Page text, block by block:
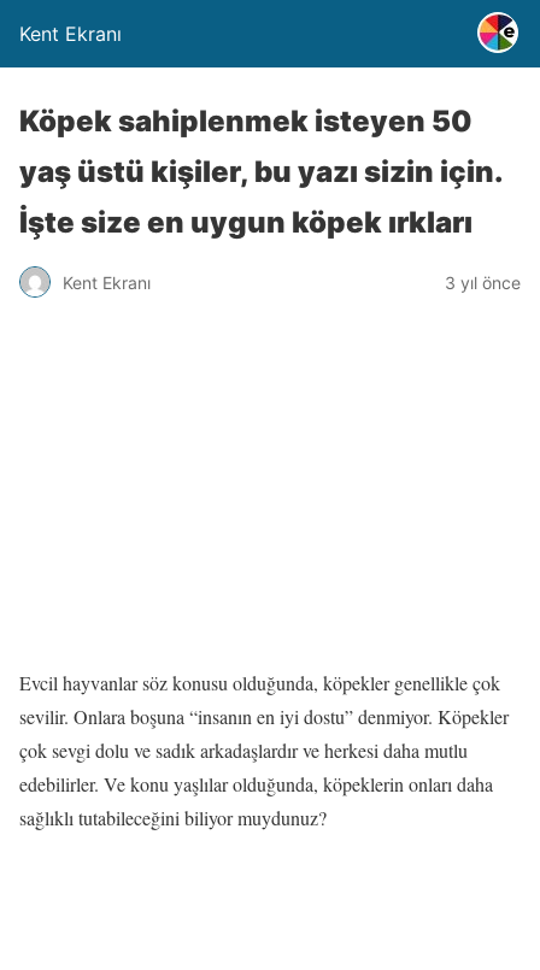
Kent Ekranı
Köpek sahiplenmek isteyen 50
yaş üstü kişiler, bu yazı sizin için.
İşte size en uygun köpek ırkları
Kent Ekranı 3 yıl önce
Evcil hayvanlar söz konusu olduğunda, köpekler genellikle çok
sevilir. Onlara boşuna “insanın en iyi dostu” denmiyor. Köpekler
çok sevgi dolu ve sadık arkadaşlardır ve herkesi daha mutlu
edebilirler. Ve konu yaşlılar olduğunda, köpeklerin onları daha
sağlıklı tutabileceğini biliyor muydunuz?